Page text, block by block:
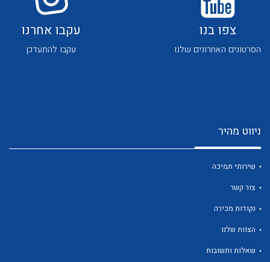
צפו בנו
הסרטונים האחרונים שלנו
עקבו אחרנו
עקבו להתעדכן
ניווט מהיר
שירותי תמיכה
צור קשר
נקודות מכירה
הצוות שלנו
שאלות ותשובות